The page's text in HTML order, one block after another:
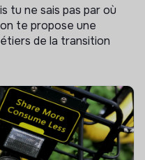
tu ne sais pas par où
te propose une
de la transition